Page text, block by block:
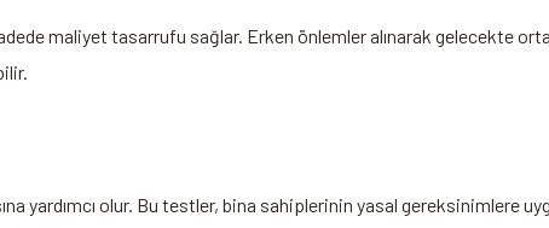
maliyet tasarrufu sağlar. Erken⁣ önlemler alınarak⁢ gelecekte
yardımcı olur. Bu testler, ⁣bina sahiplerinin yasal gereksinimlere